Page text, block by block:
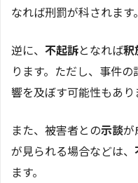
なれば刑罰が科されます。
逆に、 不起訴となれば釈
ります。ただし、事件
響を及ぼす可能性もあり
また、被害者との示談が
が見られる場合などは、
ます。